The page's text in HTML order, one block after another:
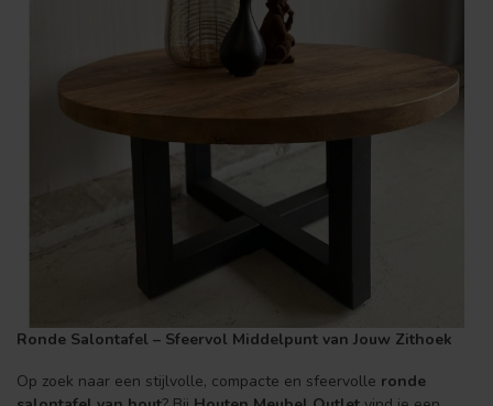
Ronde Salontafel – Sfeervol Middelpunt van Jouw Zithoek
Op zoek naar een stijlvolle, compacte en sfeervolle ronde